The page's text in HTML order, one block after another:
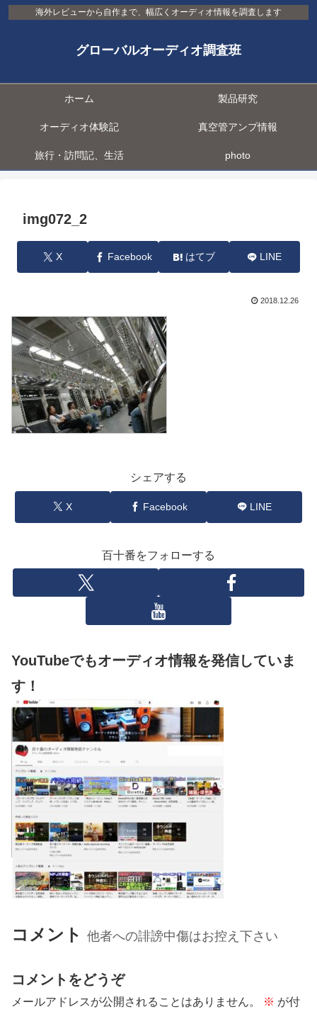
海外レビューから自作まで、幅広くオーディオ情報を調査します
グローバルオーディオ調査班
ホーム 製品研究
オーディオ体験記 真空管アンプ情報
旅行・訪問記、生活 photo
img072_2
X Facebook はてブ LINE
2018.12.26
シェアする
X Facebook LINE
百十番をフォローする
YouTubeでもオーディオ情報を発信していま
す！
コメント 他者への誹謗中傷はお控え下さい
コメントをどうぞ
メールアドレスが公開されることはありません。 ※ が付